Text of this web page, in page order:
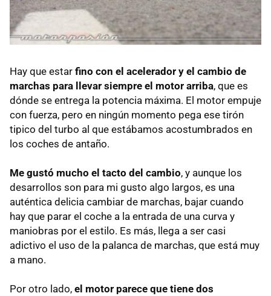
Hay que estar fino con el acelerador y el cambio de
marchas para llevar siempre el motor arriba, que es
dónde se entrega la potencia máxima. El motor empuje
con fuerza, pero en ningún momento pega ese tirón
tipico del turbo al que estábamos acostumbrados en
los coches de antaño.
Me gustó mucho el tacto del cambio, y aunque los
desarrollos son para mi gusto algo largos, es una
auténtica delicia cambiar de marchas, bajar cuando
hay que parar el coche a la entrada de una curva y
maniobras por el estilo. Es más, llega a ser casi
adictivo el uso de la palanca de marchas, que está muy
a mano.
Por otro lado, el motor parece que tiene dos